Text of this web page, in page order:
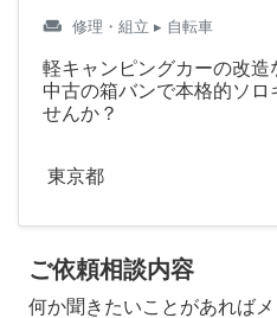
weekend 修理・組立 ▸ 自転車
軽キャンピングカーの改
中古の箱バンで本格的ソロ
せんか？
東京都
ご依頼相談内容
何か聞きたいことがあれば